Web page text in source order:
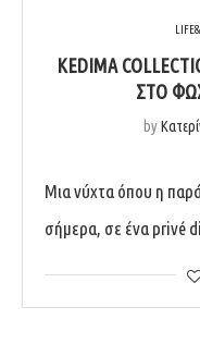
KEDIMA
ΣΤΟ
by
Μια νύχτα όπου η
σήμερα, σε ένα privé